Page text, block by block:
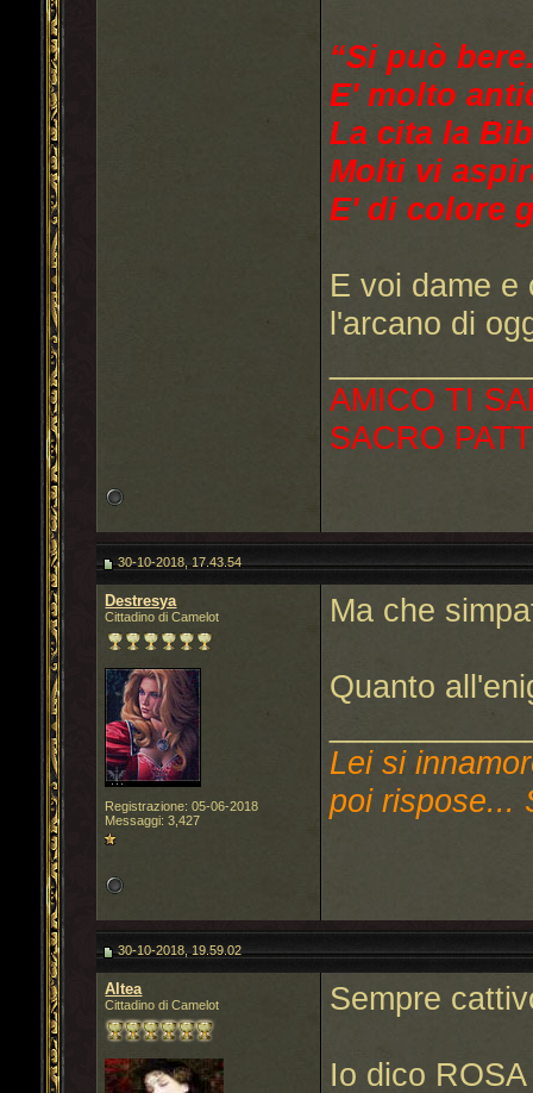
“Si può
E' molto
La cita la
Molti vi
E' di colore
E voi dame e
l'arcano di
AMICO TI
SACRO
30-10-2018, 17.43.54
Destresya
Cittadino di Camelot
Registrazione: 05-06-2018
Messaggi: 3,427
Ma che
Quanto
Lei si
poi rispose...
30-10-2018, 19.59.02
Altea
Cittadino di Camelot Sempre
Io dico ROSA